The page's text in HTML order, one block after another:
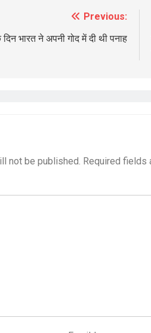
Previous:
भारत ने अपनी गोद में दी थी पनाह
not be published. Required fields